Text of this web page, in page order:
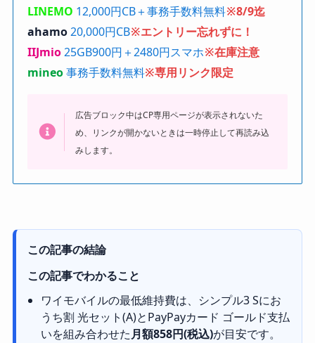
LINEMO 12,000円CB＋事務手数料無料※8/9迄
ahamo20,000円CB※エントリー忘れずに！
IIJmio25GB900円＋2480円スマホ※在庫注意
mineo事務手数料無料※専用リンク限定
広告ブロック中はCP専用ページが表示されないた
め、リンクが開かないときは一時停止して再読み込
みします。
この記事の結論
この記事でわかること
ワイモバイルの最低維持費は、シンプル3 Sにお
うち割 光セット(A)とPayPayカード ゴールド支払
いを組み合わせた月額858円(税込)が目安です。